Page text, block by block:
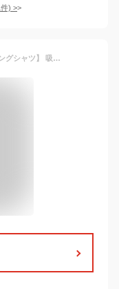
件) >
CW-X 【MEN】 トップス 【薄軽ランニングシャツ】 吸汗速乾性(本体) CW-X シーダブリューエックス スポーツ・アウトドア用品 トレーニング・フィットネス用品【送料無料】[Rakuten Fashion]